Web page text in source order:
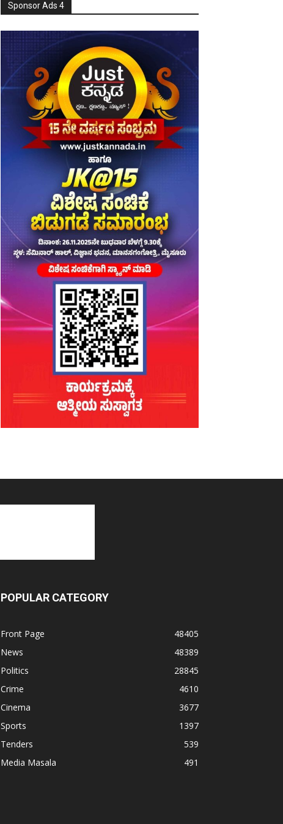
Sponsor Ads 4
POPULAR CATEGORY
Front Page
48405
News
48389
Politics
28845
Crime
4610
Cinema
3677
Sports
1397
Tenders
539
Media Masala
491